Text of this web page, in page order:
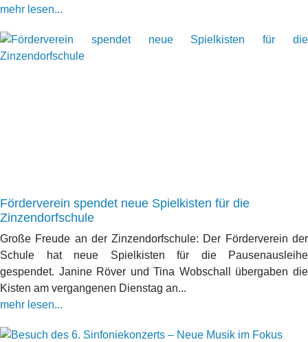
mehr lesen...
Förderverein spendet neue Spielkisten für die
Zinzendorfschule
Große Freude an der Zinzendorfschule: Der Förderverein der
Schule hat neue Spielkisten für die Pausenausleihe
gespendet. Janine Röver und Tina Wobschall übergaben die
Kisten am vergangenen Dienstag an...
mehr lesen...